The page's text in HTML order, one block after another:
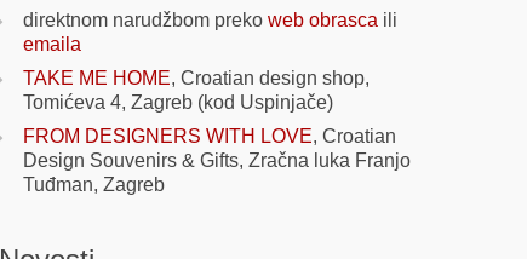
direktnom narudžbom preko web obrasca ili
emaila
TAKE ME HOME, Croatian design shop,
Tomićeva 4, Zagreb (kod Uspinjače)
FROM DESIGNERS WITH LOVE, Croatian
Design Souvenirs & Gifts, Zračna luka Franjo
Tuđman, Zagreb